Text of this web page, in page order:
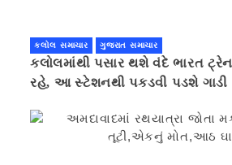
કલોલ સમાચાર ગુજરાત સમાચાર
કલોલમાંથી પસાર થશે વંદે ભારત
રહે, આ સ્ટેશનથી પકડવી પડશે ગાડી